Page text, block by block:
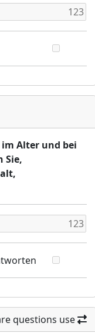
Alter und bei
Sie,
questions use